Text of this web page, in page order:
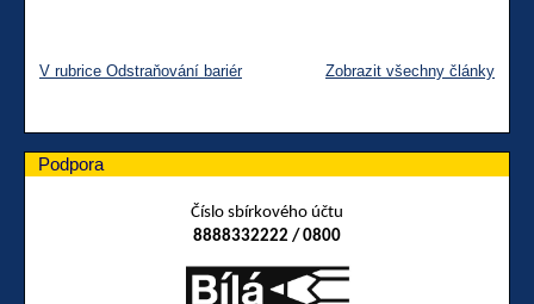
V rubrice Odstraňování bariér Zobrazit všechny články
Podpora
Číslo sbírkového účtu
8888332222 / 0800